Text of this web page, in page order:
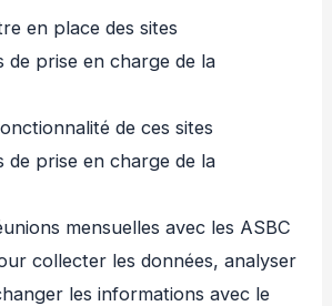
en place des sites
de prise en charge de la
de ces sites
de prise en charge de la
mensuelles avec les ASBC
collecter les données, analyser
les informations avec le